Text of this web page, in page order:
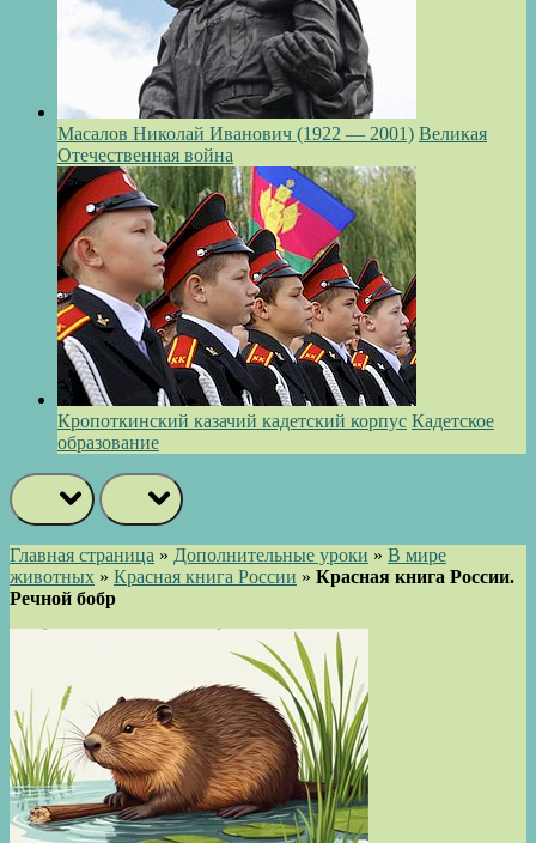
Масалов Николай Иванович (1922 — 2001) Великая
Отечественная война
Кропоткинский казачий кадетский корпус Кадетское
образование
Главная страница » Дополнительные уроки » В мире
животных » Красная книга России » Красная книга России.
Речной бобр